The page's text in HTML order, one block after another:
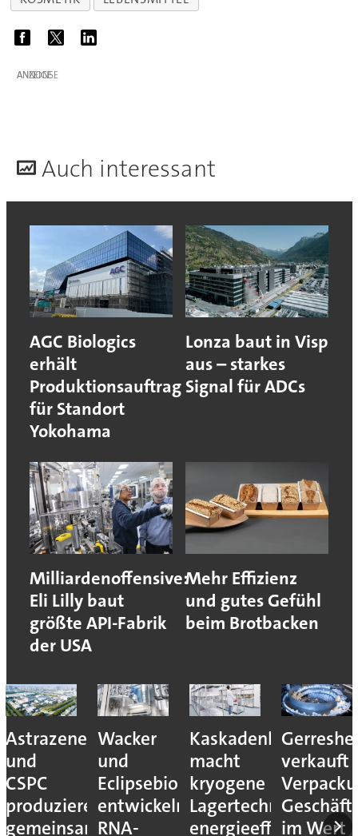
ANZEIGE
Auch interessant
AGC Biologics
erhält
Produktionsauftrag
für Standort
Yokohama
Lonza baut in Visp
aus – starkes
Signal für ADCs
Milliardenoffensive:
Eli Lilly baut
größte API-Fabrik
der USA
Mehr Effizienz
und gutes Gefühl
beim Brotbacken
Astrazeneca
und
CSPC
produzieren
gemeinsam
Wacker
und
Eclipsebio
entwickeln
RNA-
Kaskadenkonzept
macht
kryogene
Lagertechnik
energieeffizienter
verkauft
im Wert